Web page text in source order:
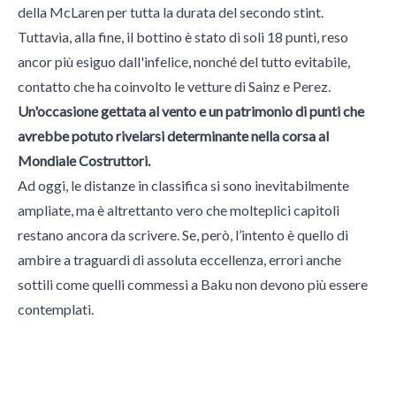
della McLaren per tutta la durata del secondo stint.
Tuttavia, alla fine, il bottino è stato di soli 18 punti, reso
ancor più esiguo dall'infelice, nonché del tutto evitabile,
contatto che ha coinvolto le vetture di Sainz e Perez.
Un'occasione gettata al vento e un patrimonio di punti che
avrebbe potuto rivelarsi determinante nella corsa al
Mondiale Costruttori.
Ad oggi, le distanze in classifica si sono inevitabilmente
ampliate, ma è altrettanto vero che molteplici capitoli
restano ancora da scrivere. Se, però, l’intento è quello di
ambire a traguardi di assoluta eccellenza, errori anche
sottili come quelli commessi a Baku non devono più essere
contemplati.